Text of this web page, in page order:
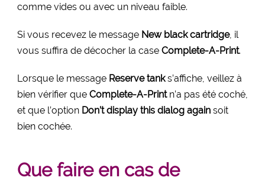
comme vides ou avec un niveau faible.
Si vous recevez le message New black cartridge, il
vous suffira de décocher la case Complete-A-Print.
Lorsque le message Reserve tanks’affiche, veillez à
bien vérifier que Complete-A-Print n’a pas été coché,
et que l’option Don’t display this dialog again soit
bien cochée.
Que faire en cas de